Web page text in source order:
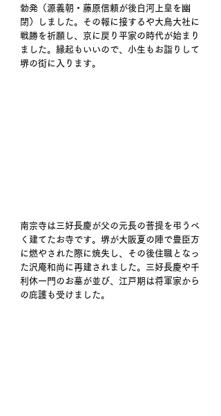
勃発（源義朝・藤原信頼が後白河上皇を幽
閉）しました。その報に接するや大鳥大社に
戦勝を祈願し、京に戻り平家の時代が始まり
ました。縁起もいいので、小生もお詣りして
堺の街に入ります。
南宗寺は三好長慶が父の元長の菩提を弔うべ
く建てたお寺です。堺が大阪夏の陣で豊臣方
に燃やされた際に焼失し、その後住職となっ
た沢庵和尚に再建されました。三好長慶や千
利休一門のお墓が並び、江戸期は将軍家から
の庇護も受けました。